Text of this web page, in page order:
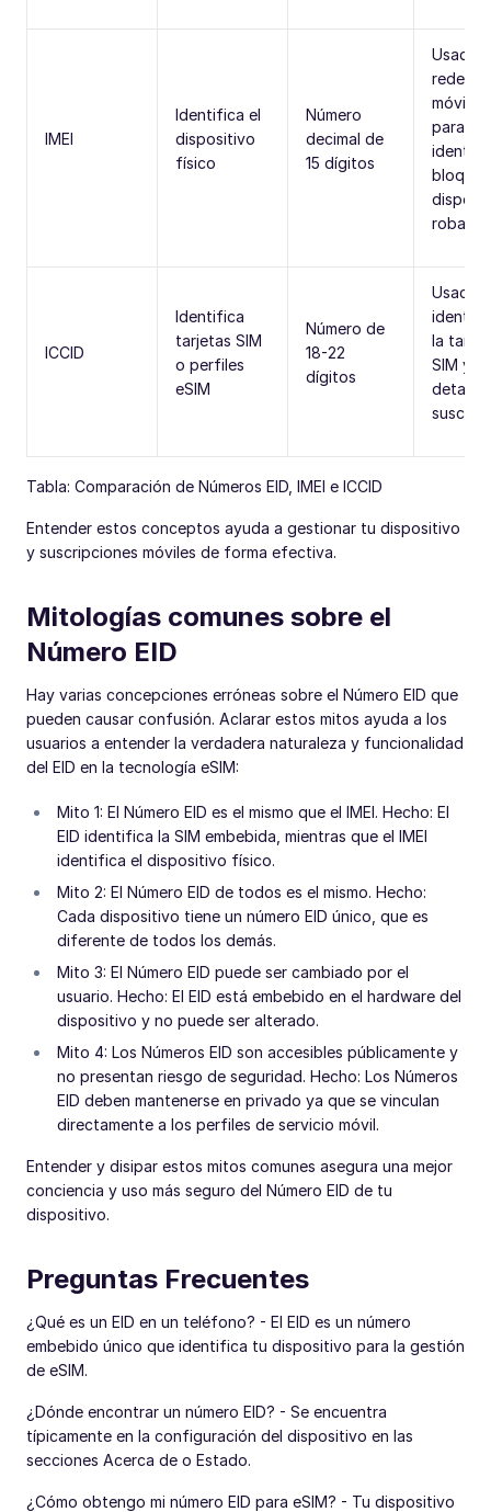
IMEI
Identifica el
dispositivo
físico
Número
decimal de
15 dígitos
Usado
redes
móviles
para
ICCID
Identifica
tarjetas SIM
o perfiles
eSIM
Número de
18-22
dígitos
Usado
la
SIM y
Tabla: Comparación de Números EID, IMEI e ICCID
Entender estos conceptos ayuda a gestionar tu dispositivo
y suscripciones móviles de forma efectiva.
Mitologías comunes sobre el
Número EID
Hay varias concepciones erróneas sobre el Número EID que
pueden causar confusión. Aclarar estos mitos ayuda a los
usuarios a entender la verdadera naturaleza y funcionalidad
del EID en la tecnología eSIM:
Mito 1: El Número EID es el mismo que el IMEI. Hecho: El
EID identifica la SIM embebida, mientras que el IMEI
identifica el dispositivo físico.
Mito 2: El Número EID de todos es el mismo. Hecho:
Cada dispositivo tiene un número EID único, que es
diferente de todos los demás.
Mito 3: El Número EID puede ser cambiado por el
usuario. Hecho: El EID está embebido en el hardware del
dispositivo y no puede ser alterado.
Mito 4: Los Números EID son accesibles públicamente y
no presentan riesgo de seguridad. Hecho: Los Números
EID deben mantenerse en privado ya que se vinculan
directamente a los perfiles de servicio móvil.
Entender y disipar estos mitos comunes asegura una mejor
conciencia y uso más seguro del Número EID de tu
dispositivo.
Preguntas Frecuentes
¿Qué es un EID en un teléfono? - El EID es un número
embebido único que identifica tu dispositivo para la gestión
de eSIM.
¿Dónde encontrar un número EID? - Se encuentra
típicamente en la configuración del dispositivo en las
secciones Acerca de o Estado.
¿Cómo obtengo mi número EID para eSIM? - Tu dispositivo